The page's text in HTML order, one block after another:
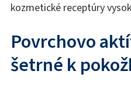
kozmetické receptúry
Povrchovo
šetrné k